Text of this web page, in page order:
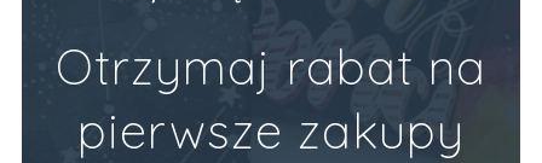
Otrzymaj rabat na
pierwsze zakupy